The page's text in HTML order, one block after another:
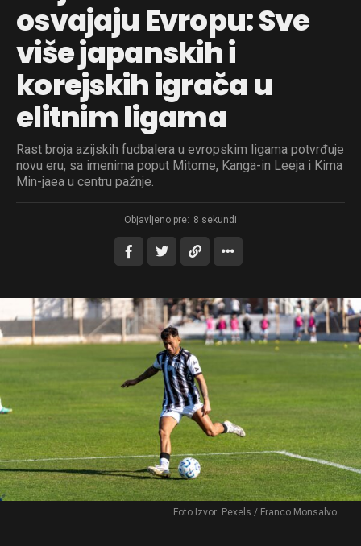
osvajaju Evropu: Sve
više japanskih i
korejskih igrača u
elitnim ligama
Rast broja azijskih fudbalera u evropskim ligama potvrđuje
novu eru, sa imenima poput Mitome, Kanga-in Leeja i Kima
Min-jaea u centru pažnje.
Objavljeno pre: 8 sekundi
Foto Izvor: Pexels / Franco Monsalvo
Reddit
Pinterest
Whatsapp
Email